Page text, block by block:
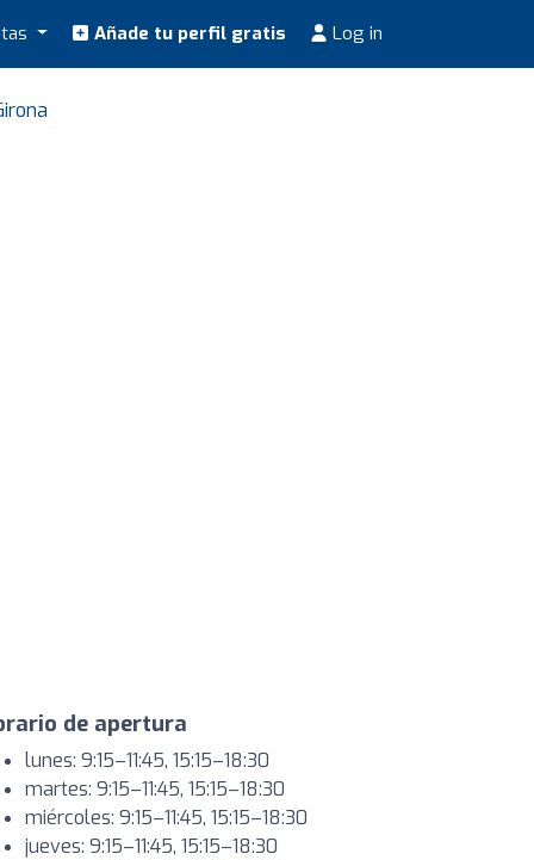
Añade tu perfil gratis Log in
de apertura
lunes: 9:15–11:45, 15:15–18:30
martes: 9:15–11:45, 15:15–18:30
miércoles: 9:15–11:45, 15:15–18:30
jueves: 9:15–11:45, 15:15–18:30